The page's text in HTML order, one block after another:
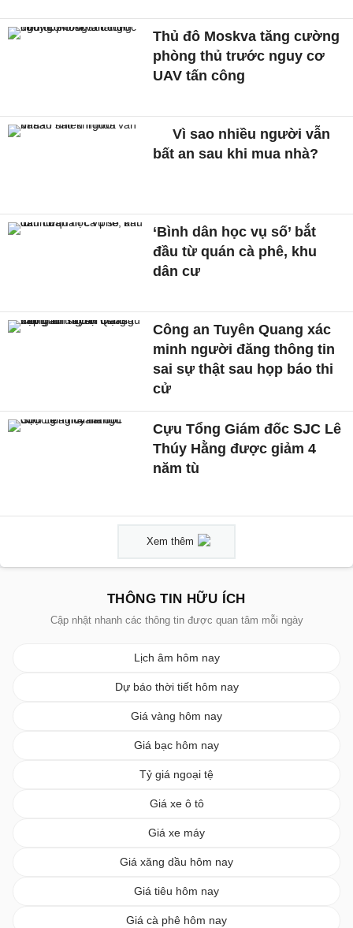
Thủ đô Moskva tăng cường
phòng thủ trước nguy cơ
UAV tấn công
Vì sao nhiều người vẫn
bất an sau khi mua nhà?
‘Bình dân học vụ số’ bắt
đầu từ quán cà phê, khu
dân cư
Công an Tuyên Quang xác
minh người đăng thông tin
sai sự thật sau họp báo thi
cử
Cựu Tổng Giám đốc SJC Lê
Thúy Hằng được giảm 4
năm tù
Xem thêm
THÔNG TIN HỮU ÍCH
Cập nhật nhanh các thông tin được quan tâm mỗi ngày
Lịch âm hôm nay
Dự báo thời tiết hôm nay
Giá vàng hôm nay
Giá bạc hôm nay
Tỷ giá ngoại tệ
Giá xe ô tô
Giá xe máy
Giá xăng dầu hôm nay
Giá tiêu hôm nay
Giá cà phê hôm nay